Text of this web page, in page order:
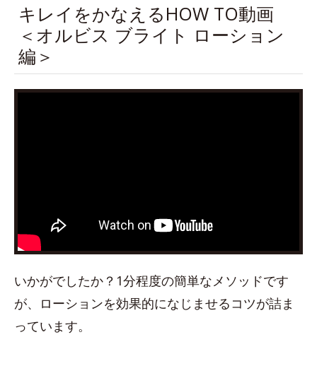
キレイをかなえるHOW TO動画
＜オルビス ブライト ローション
編＞
いかがでしたか？1分程度の簡単なメソッドです
が、ローションを効果的になじませるコツが詰ま
っています。